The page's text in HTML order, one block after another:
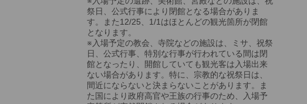
祭日、公式行事により閉館となる場合がありま
す。また12/25、1/1はほとんどの観光箇所が閉館
となります。
※入場予定の教会、寺院などの施設は、ミサ、祝祭
日、公式行事、特別な行事が行われている間は閉
館となったり、開館していても観光客は入場出来
ない場合があります。特に、宗教的な祝祭日は、
間近にならないと決まらないことがあります。ま
た国により政府高官や王族の行事のため、入場予